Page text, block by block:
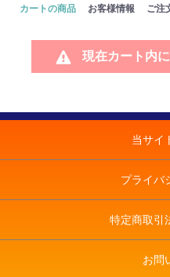
カートの商品
お客様情報
ご注
現在カート内
当サイ
プライバ
特定商取引
お問